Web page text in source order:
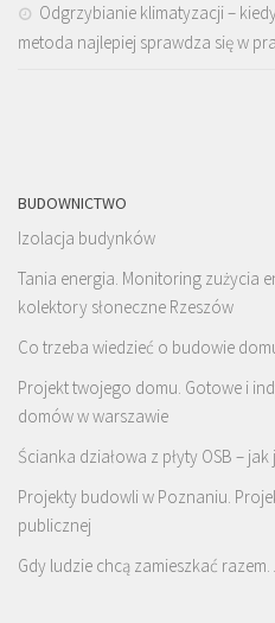
Odgrzybianie klimatyzacji –
metoda najlepiej sprawdza się w
BUDOWNICTWO
Izolacja budynków
Tania energia. Monitoring zużycia
kolektory słoneczne Rzeszów
Co trzeba wiedzieć o budowie
Projekt twojego domu. Gotowe i
domów w warszawie
Ścianka działowa z płyty OSB –
Projekty budowli w Poznaniu.
publicznej
Gdy ludzie chcą zamieszkać